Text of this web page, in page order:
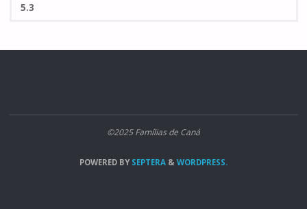
©2025 Famílias de Caná
POWERED BYSEPTERA & WORDPRESS.